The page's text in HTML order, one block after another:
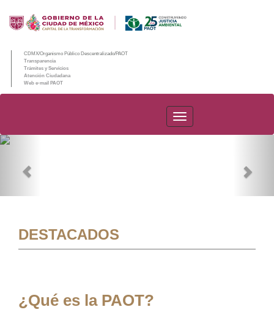
CDMX/Organismo Público Descentralizado/PAOT
Transparencia
Trámites y Servicios
Atención Ciudadana
Web e-mail PAOT
PAOT
DESTACADOS
¿Qué es la PAOT?